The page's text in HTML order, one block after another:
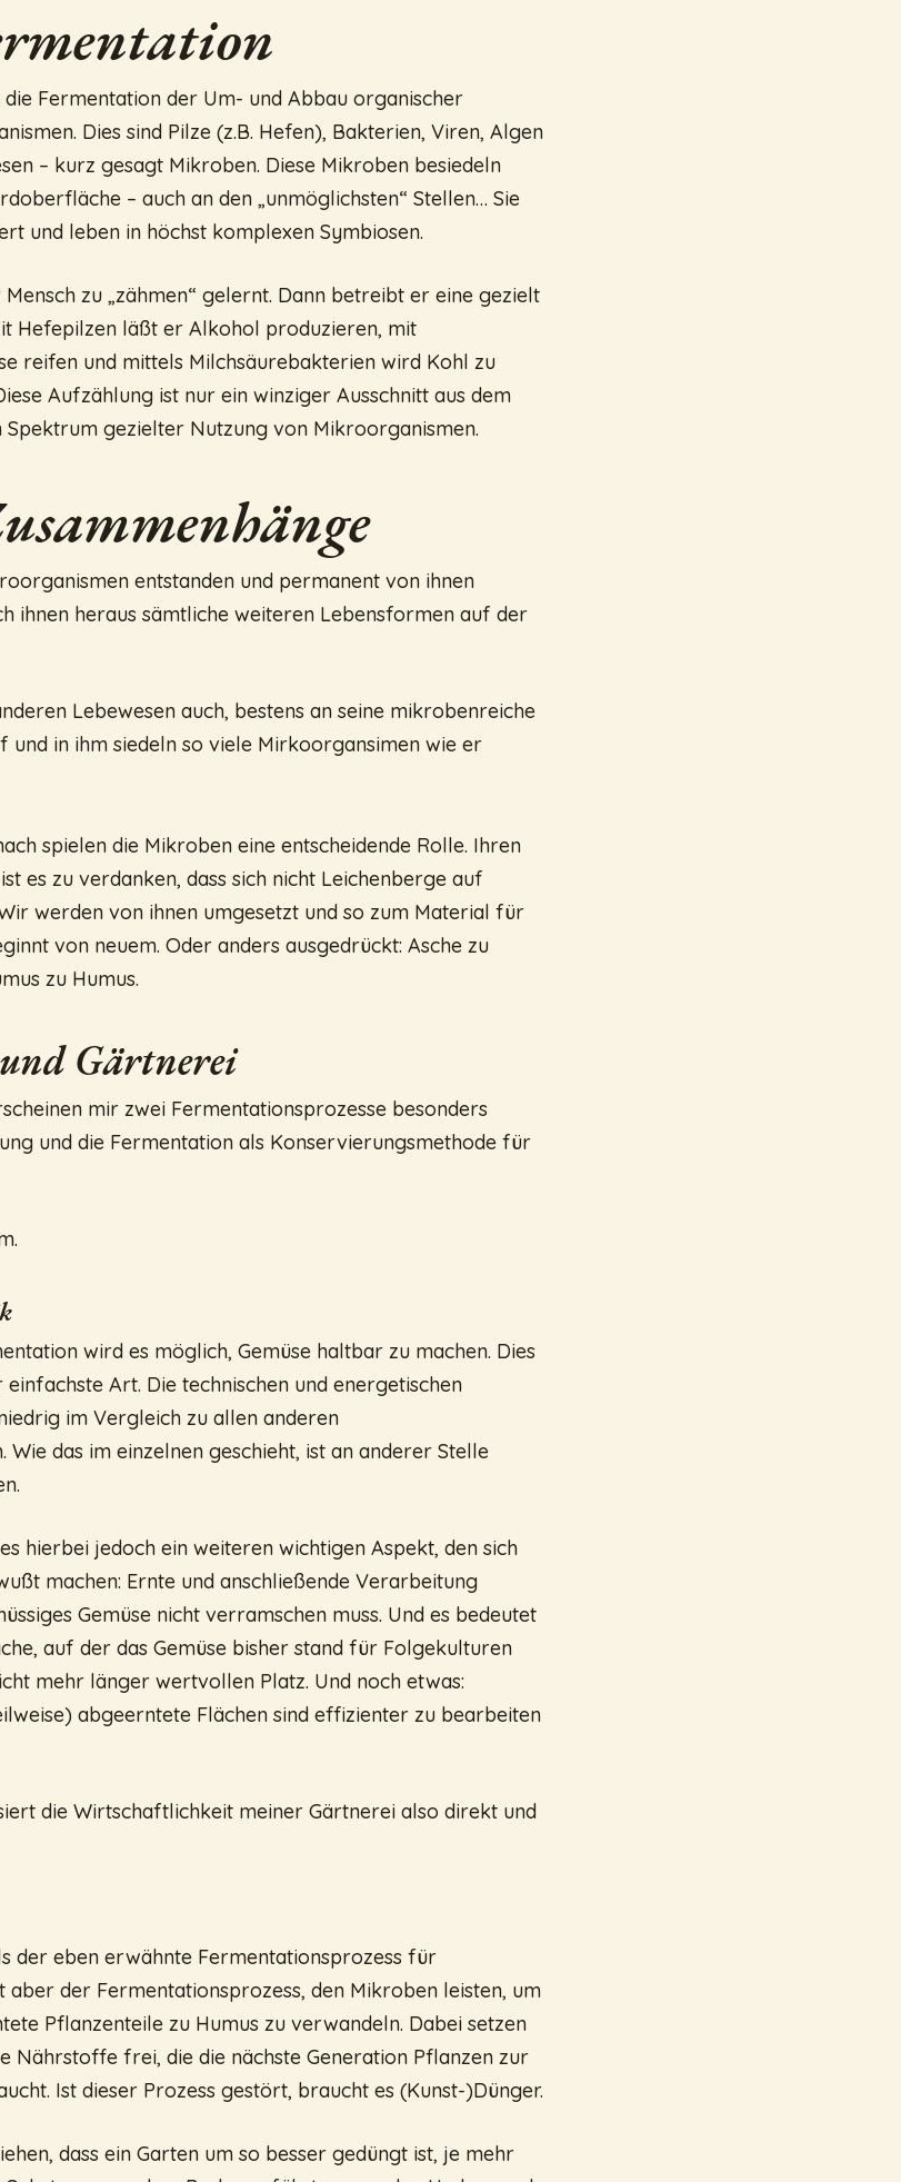
Fermentation der Um- und Abbau organischer
Dies sind Pilze (z.B. Hefen), Bakterien, Viren, Algen
– kurz gesagt Mikroben. Diese Mikroben besiedeln
– auch an den „unmöglichsten“ Stellen… Sie
und leben in höchst komplexen Symbiosen.
zu „zähmen“ gelernt. Dann betreibt er eine gezielt
Hefepilzen läßt er Alkohol produzieren, mit
reifen und mittels Milchsäurebakterien wird Kohl zu
Aufzählung ist nur ein winziger Ausschnitt aus dem
gezielter Nutzung von Mikroorganismen.
entstanden und permanent von ihnen
ihnen heraus sämtliche weiteren Lebensformen auf der
Lebewesen auch, bestens an seine mikrobenreiche
und in ihm siedeln so viele Mirkoorgansimen wie er
spielen die Mikroben eine entscheidende Rolle. Ihren
es zu verdanken, dass sich nicht Leichenberge auf
werden von ihnen umgesetzt und so zum Material für
von neuem. Oder anders ausgedrückt: Asche zu
zu Humus.
Gärtnerei
mir zwei Fermentationsprozesse besonders
und die Fermentation als Konservierungsmethode für
wird es möglich, Gemüse haltbar zu machen. Dies
Art. Die technischen und energetischen
im Vergleich zu allen anderen
das im einzelnen geschieht, ist an anderer Stelle
hierbei jedoch ein weiteren wichtigen Aspekt, den sich
machen: Ernte und anschließende Verarbeitung
Gemüse nicht verramschen muss. Und es bedeutet
auf der das Gemüse bisher stand für Folgekulturen
mehr länger wertvollen Platz. Und noch etwas:
abgeerntete Flächen sind effizienter zu bearbeiten
die Wirtschaftlichkeit meiner Gärtnerei also direkt und
der eben erwähnte Fermentationsprozess für
aber der Fermentationsprozess, den Mikroben leisten, um
Pflanzenteile zu Humus zu verwandeln. Dabei setzen
Nährstoffe frei, die die nächste Generation Pflanzen zur
Ist dieser Prozess gestört, braucht es (Kunst-)Dünger.
dass ein Garten um so besser gedüngt ist, je mehr